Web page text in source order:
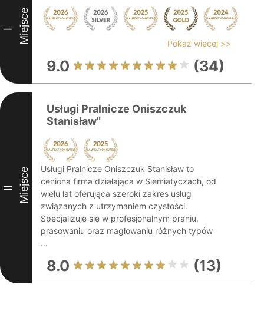
I Miejsce Pokaż więcej >>
9.0 (34)
II Miejsce
Usługi Pralnicze Oniszczuk
Stanisław"
Usługi Pralnicze Oniszczuk Stanisław to
ceniona firma działająca w Siemiatyczach, od
wielu lat oferująca szeroki zakres usług
związanych z utrzymaniem czystości.
Specjalizuje się w profesjonalnym praniu,
prasowaniu oraz maglowaniu różnych typów
...
8.0 (13)